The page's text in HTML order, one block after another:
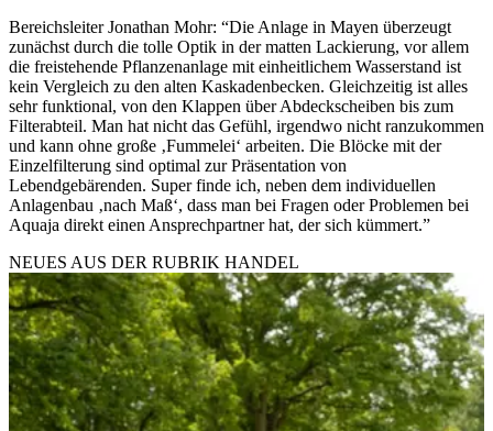
Bereichsleiter Jonathan Mohr: “Die Anlage in Mayen überzeugt
zunächst durch die tolle Optik in der matten Lackierung, vor allem
die freistehende Pflanzenanlage mit einheitlichem Wasserstand ist
kein Vergleich zu den alten Kaskadenbecken. Gleichzeitig ist alles
sehr funktional, von den Klappen über Abdeckscheiben bis zum
Filterabteil. Man hat nicht das Gefühl, irgendwo nicht ranzukommen
und kann ohne große ‚Fummelei‘ arbeiten. Die Blöcke mit der
Einzelfilterung sind optimal zur Präsentation von
Lebendgebärenden. Super finde ich, neben dem individuellen
Anlagenbau ‚nach Maß‘, dass man bei Fragen oder Problemen bei
Aquaja direkt einen Ansprechpartner hat, der sich kümmert.”
NEUES AUS DER RUBRIK HANDEL